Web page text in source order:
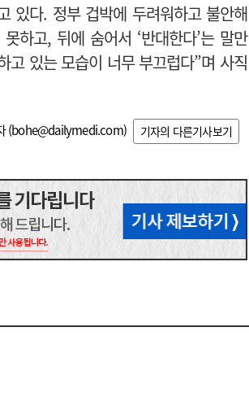
있다. 정부 겁박에 두려워하고 불안해
하고, 뒤에 숨어서 ‘반대한다’는 말만
고 있는 모습이 너무 부끄럽다”며 사직
(bohe@dailymedi.com) 기자의 다른기사보기